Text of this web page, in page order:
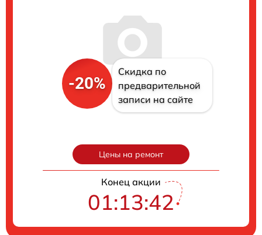
-20%
Скидка по
предварительной
записи на сайте
Цены на ремонт
Конец акции
01:13:41